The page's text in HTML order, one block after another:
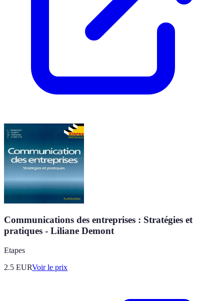
Communications des entreprises : Stratégies et
pratiques - Liliane Demont
Etapes
2.5 EURVoir le prix